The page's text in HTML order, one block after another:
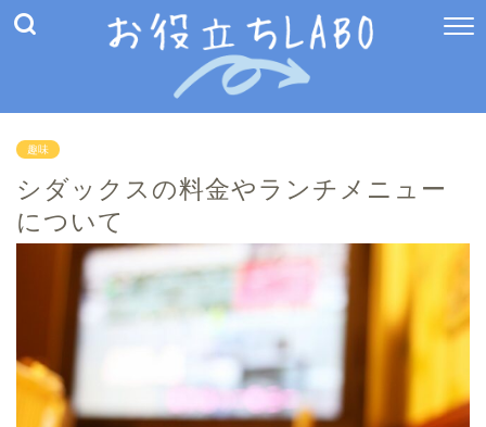
趣味
シダックスの料金やランチメニュー
について